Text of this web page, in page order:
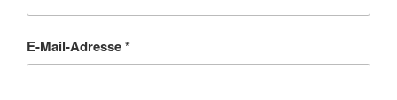
E-Mail-Adresse*